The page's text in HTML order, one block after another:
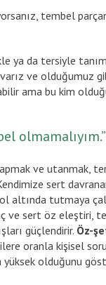
tembel
ya da tersiyle
ve olduğumuz
ama bu kim
olmamalıyım.”
ve utanmak,
sert
altında tutmaya
ve sert öz eleştiri,
güçlendirir. Öz-
oranla kişisel
yüksek olduğunu